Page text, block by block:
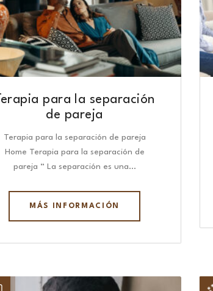
Terapia para la separación
de pareja
Terapia para la separación de pareja
Home Terapia para la separación de
pareja “ La separación es una…
MÁS INFORMACIÓN